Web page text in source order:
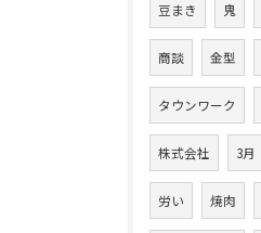
豆まき 鬼
商談 金型
タウンワーク
株式会社 3月
労い 焼肉